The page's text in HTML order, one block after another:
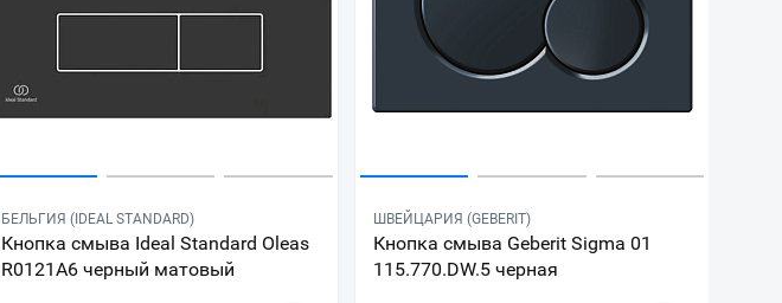
БЕЛЬГИЯ (IDEAL STANDARD)
Кнопка смыва Ideal Standard Oleas
R0121A6 черный матовый
ШВЕЙЦАРИЯ (GEBERIT)
Кнопка смыва Geberit Sigma 01
115.770.DW.5 черная